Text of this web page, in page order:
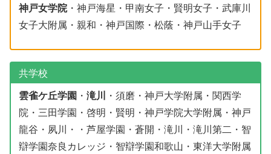
神戸女学院・神戸海星・甲南女子・賢明女子・武庫川
女子大附属・親和・神戸国際・松蔭・神戸山手女子
共学校
雲雀ケ丘学園・ 滝川 ・須磨・神戸大学附属・関西学
院・三田学園・啓明・賢明・神戸学院大学附属・神戸
龍谷・夙川・・芦屋学園・蒼開・滝川・滝川第二・智
辯学園奈良カレッジ・智辯学園和歌山・東洋大学附属